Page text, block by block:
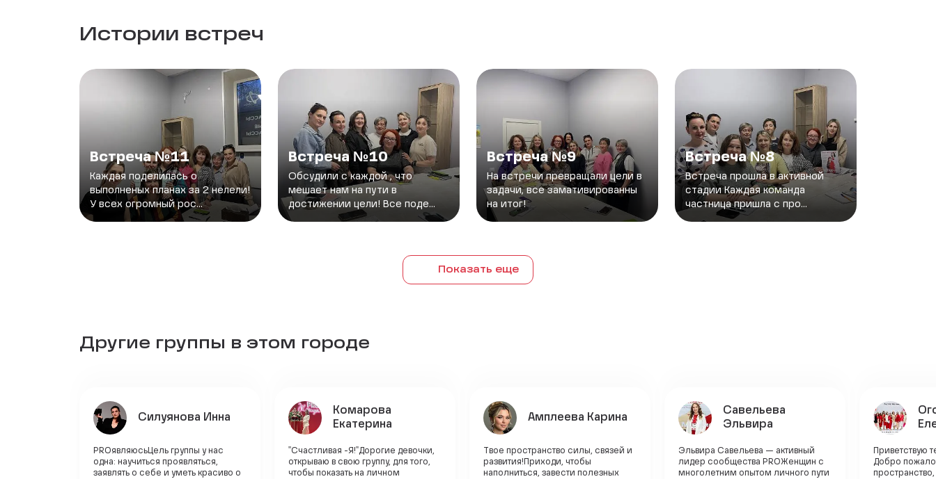
Истории встреч
Встреча №11
Каждая поделилась о
выполненых планах за 2 нелели!
У всех огромный рос...
Встреча №10
Обсудили с каждой , что
мешает нам на пути в
достижении цели! Все поде...
Встреча №9
На встречи превращали цели в
задачи, все замативированны
на итог!
Встреча №8
Встреча прошла в активной
стадии Каждая команда
частница пришла с про...
Показать еще
Другие группы в этом городе
Силуянова Инна
PROявляюсьЦель группы у нас
одна: научиться проявляться,
заявлять о себе и уметь красиво о
Комарова
Екатерина
"Счастливая -Я!"Дорогие девочки,
открываю в свою группу, для того,
чтобы показать на личном
Амплеева Карина
Твое пространство силы, связей и
развития!Приходи, чтобы
наполниться, завести полезных
Савельева
Эльвира
Эльвира Савельева — активный
лидер сообщества PROЖенщин с
многолетним опытом личного пути
Приветствую
Добро